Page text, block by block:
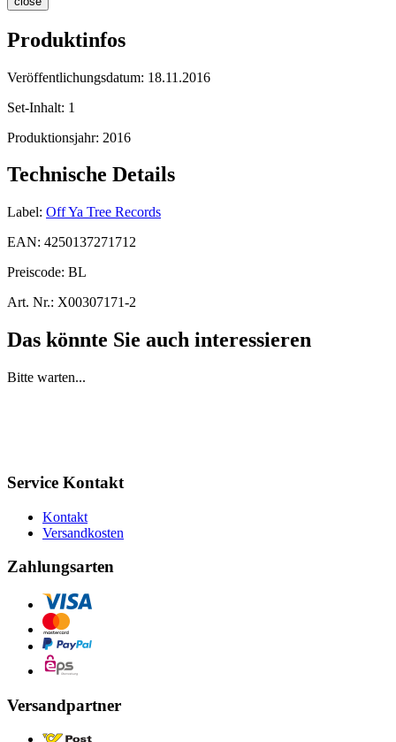
Produktinfos
Veröffentlichungsdatum: 18.11.2016
Set-Inhalt: 1
Produktionsjahr: 2016
Technische Details
Label: Off Ya Tree Records
EAN: 4250137271712
Preiscode: BL
Art. Nr.: X00307171-2
Das könnte Sie auch interessieren
Bitte warten...
Service Kontakt
Kontakt
Versandkosten
Zahlungsarten
Versandpartner